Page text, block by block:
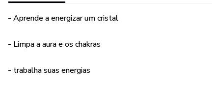
- Aprende a energizar um cristal
- Limpa a aura e os chakras
- trabalha suas energias